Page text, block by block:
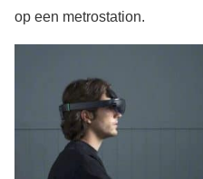
op een metrostation.